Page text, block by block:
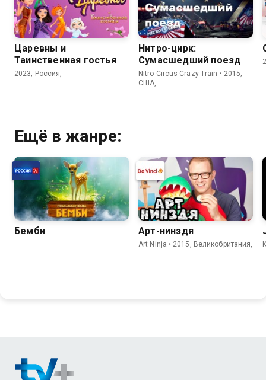
Царевны и
Таинственная гостья
2023, Россия,
Нитро-цирк:
Сумасшедший поезд
Nitro Circus Crazy Train • 2015,
США,
Ещё в жанре:
Бемби Арт-нинздя
Art Ninja • 2015, Великобритания,